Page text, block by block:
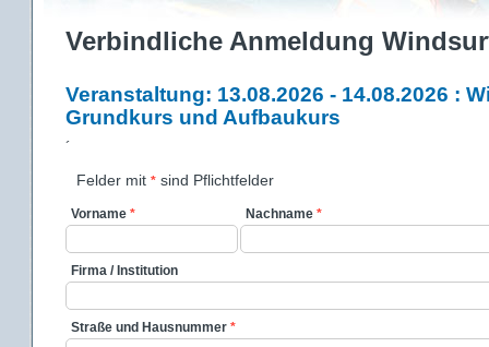
Verbindliche Anmeldung
Veranstaltung: 13.08.2026 - 14.08.2026 :
Grundkurs und Aufbaukurs
´
Felder mit * sind Pflichtfelder
Vorname * Nachname *
Firma / Institution
Straße und Hausnummer *